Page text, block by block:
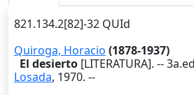
821.134.2[82]-32 QUId
Quiroga, Horacio (1878-1937)
El desierto [LITERATURA]. --
Losada, 1970. --